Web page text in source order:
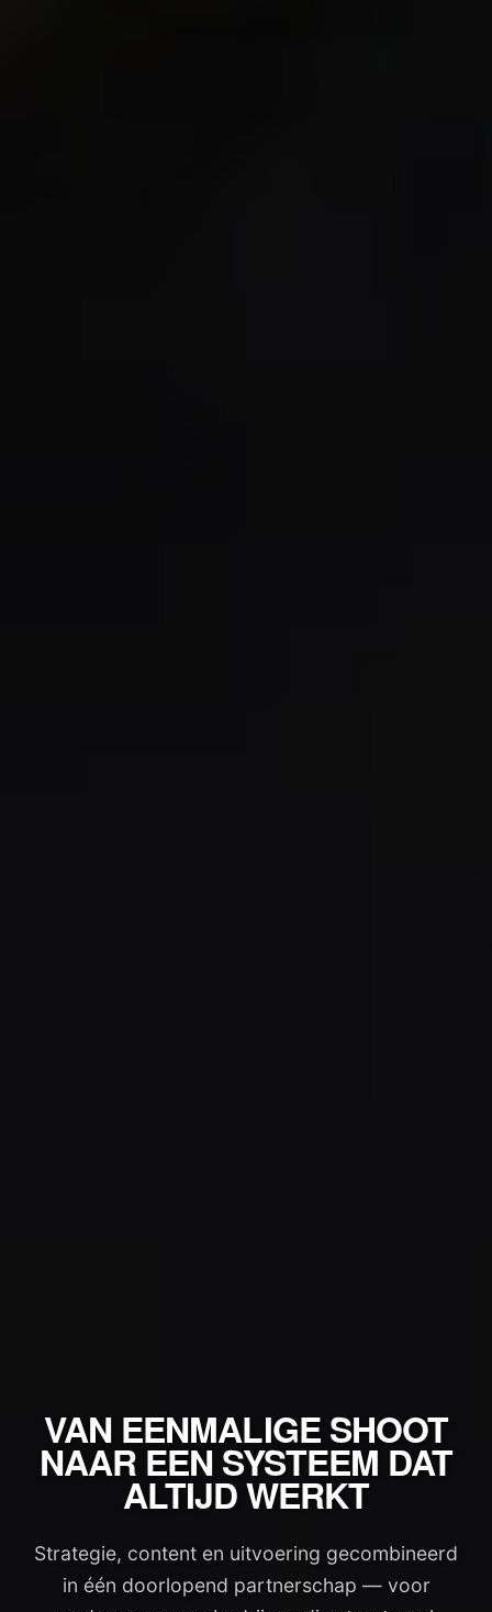
VAN EENMALIGE SHOOT
NAAR EEN SYSTEEM DAT
ALTIJD WERKT
Strategie, content en uitvoering gecombineerd
in één doorlopend partnerschap — voor